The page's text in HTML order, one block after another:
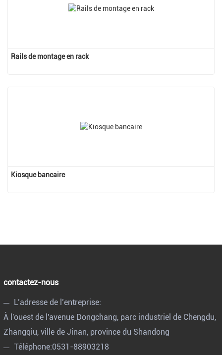
Rails de montage en rack
Kiosque bancaire
contactez-nous
L’adresse de l’entreprise:
À l'ouest de l'avenue Dongchang, parc industriel de Chengdu,
Zhangqiu, ville de Jinan, province du Shandong
Téléphone:0531-88903218